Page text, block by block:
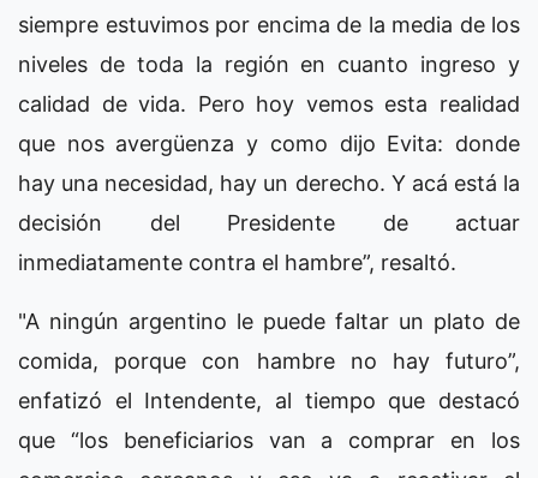
siempre estuvimos por encima de la media de los
niveles de toda la región en cuanto ingreso y
calidad de vida. Pero hoy vemos esta realidad
que nos avergüenza y como dijo Evita: donde
hay una necesidad, hay un derecho. Y acá está la
decisión del Presidente de actuar
inmediatamente contra el hambre”, resaltó.
"A ningún argentino le puede faltar un plato de
comida, porque con hambre no hay futuro”,
enfatizó el Intendente, al tiempo que destacó
que “los beneficiarios van a comprar en los